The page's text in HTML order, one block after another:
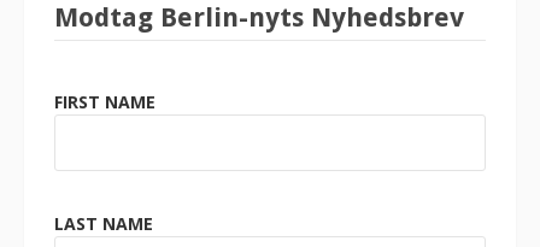
Modtag Berlin-nyts Nyhedsbrev
FIRST NAME
LAST NAME